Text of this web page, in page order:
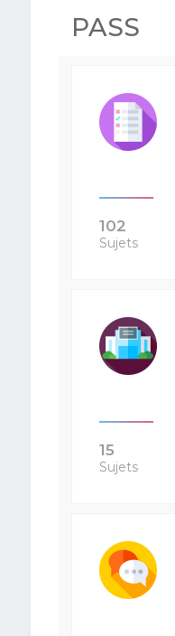
PASS
102
Sujets
15
Sujets